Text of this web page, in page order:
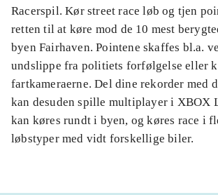
Racerspil. Kør street race løb og tjen
retten til at køre mod de 10 mest
byen Fairhaven. Pointene skaffes bl.a.
undslippe fra politiets forfølgelse eller
fartkameraerne. Del dine rekorder med
kan desuden spille multiplayer i XBOX
kan køres rundt i byen, og køres race i
løbstyper med vidt forskellige biler.